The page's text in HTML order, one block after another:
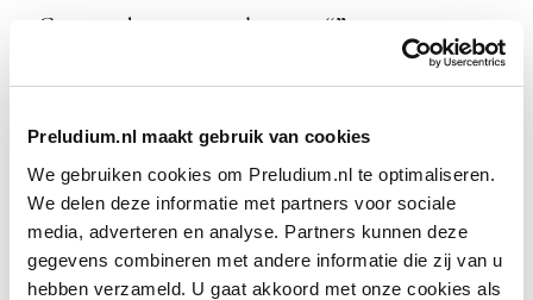
Preludium.nl maakt gebruik van cookies
We gebruiken cookies om Preludium.nl te optimaliseren.
We delen deze informatie met partners voor sociale
media, adverteren en analyse. Partners kunnen deze
gegevens combineren met andere informatie die zij van u
hebben verzameld. U gaat akkoord met onze cookies als
Geen resultaten gevonden voor “”.